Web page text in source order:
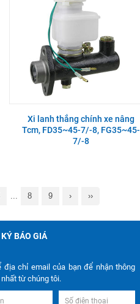
Xi lanh thắng chính xe nâng
Tcm, FD35~45-7/-8, FG35~45-
7/-8
... 8 9 › ››
BÁO GIÁ
địa chỉ email của bạn để nhận thông
từ chúng tôi.